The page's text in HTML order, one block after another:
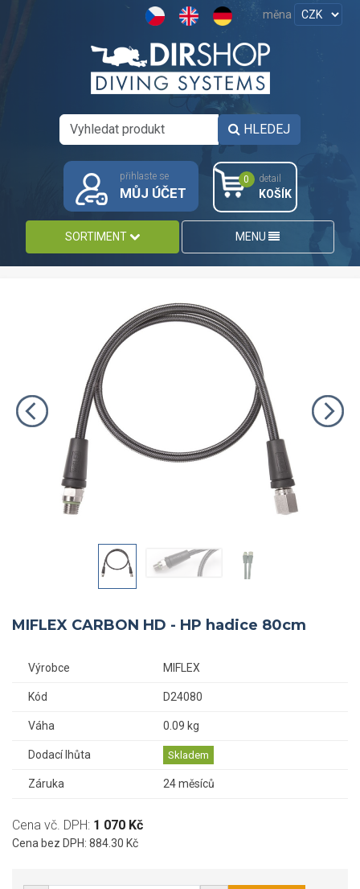
měna
HLEDEJ
přihlaste se
MŮJ ÚČET
0 detail
KOŠÍK
SORTIMENT MENU
MIFLEX CARBON HD - HP hadice 80cm
Výrobce MIFLEX
Kód D24080
Váha 0.09 kg
Dodací lhůta Skladem
Záruka 24 měsíců
Cena vč. DPH: 1 070 Kč
Cena bez DPH: 884.30 Kč